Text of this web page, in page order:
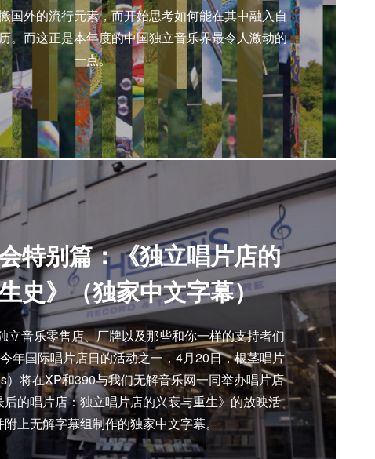
国外的流行元素，而开始思考如何能在其中融入自
。而这正是本年度的中国独立音乐界最令人激动的
一点。
特别篇：《独立唱片店的
史》（独家中文字幕）
立音乐零售店、厂牌以及那些和你一样的支持者们
年国际唱片店日的活动之一，4月20日，根茎唱片
）将在XP和390与我们无解音乐网一同举办唱片店
后的唱片店：独立唱片店的兴衰与重生》的放映活
附上无解字幕组制作的独家中文字幕。